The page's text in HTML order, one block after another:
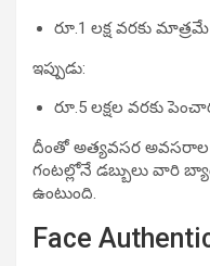
రూ.1 లక్ష వరకు
ఇప్పుడు:
రూ.5 లక్షల వరకు
దీంతో అత్యవసర అవసరాల
గంటల్లోనే డబ్బులు వారి
ఉంటుంది.
Face